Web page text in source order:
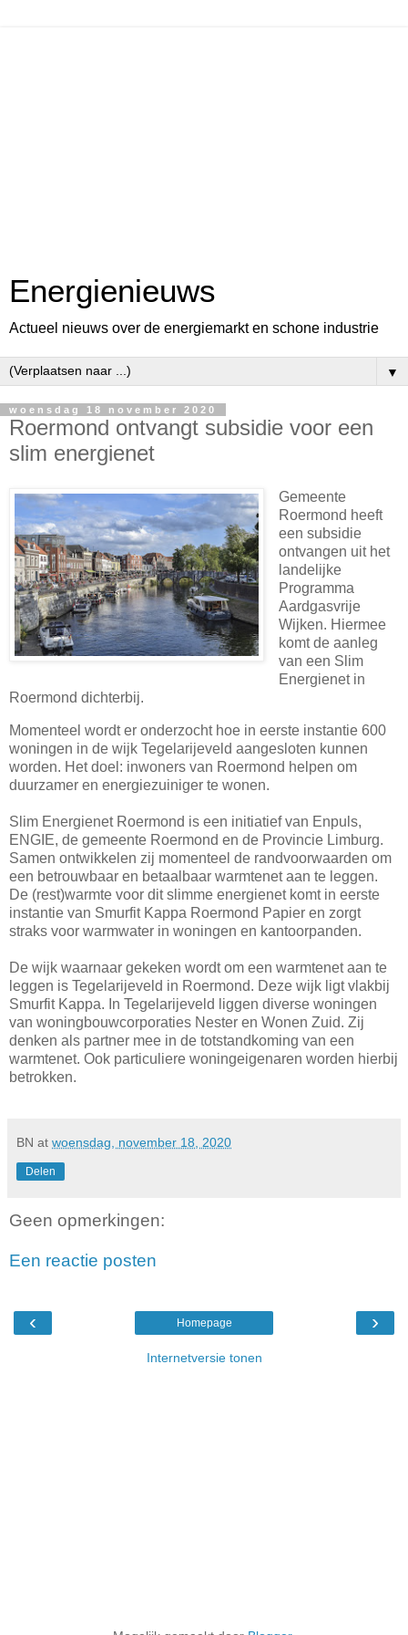
Energienieuws
Actueel nieuws over de energiemarkt en schone industrie
▼
woensdag 18 november 2020
Roer­mond ont­vangt sub­si­die voor een
slim ener­gie­net
Gemeente
Roermond heeft
een subsidie
ontvangen uit het
landelijke
Programma
Aardgasvrije
Wijken. Hiermee
komt de aanleg
van een Slim
Energienet in
Roermond dichterbij.
Momenteel wordt er onderzocht hoe in eerste instantie 600
woningen in de wijk Tegelarijeveld aangesloten kunnen
worden. Het doel: inwoners van Roermond helpen om
duurzamer en energiezuiniger te wonen.
Slim Energienet Roermond is een initiatief van Enpuls,
ENGIE, de gemeente Roermond en de Provincie Limburg.
Samen ontwikkelen zij momenteel de randvoorwaarden om
een betrouwbaar en betaalbaar warmtenet aan te leggen.
De (rest)warmte voor dit slimme energienet komt in eerste
instantie van Smurfit Kappa Roermond Papier en zorgt
straks voor warmwater in woningen en kantoorpanden.
De wijk waarnaar gekeken wordt om een warmtenet aan te
leggen is Tegelarijeveld in Roermond. Deze wijk ligt vlakbij
Smurfit Kappa. In Tegelarijeveld liggen diverse woningen
van woningbouwcorporaties Nester en Wonen Zuid. Zij
denken als partner mee in de totstandkoming van een
warmtenet. Ook particuliere woningeigenaren worden hierbij
betrokken.
BN at woensdag, november 18, 2020
Delen
Geen opmerkingen:
Een reactie posten
‹ ›
Homepage
Internetversie tonen